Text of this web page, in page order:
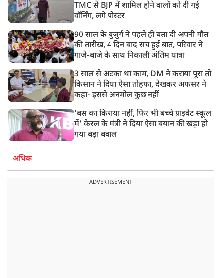
TMC से BJP में शामिल होने वालों को दी गई
वॉर्निंग, लगे पोस्टर
90 साल के बुजुर्ग ने पहले ही बता दी अपनी मौत
की तारीख, 4 दिन बाद सच हुई बात, परिवार ने
गाजे-बाजे के साथ निकाली अंतिम यात्रा
3 साल से अटका था काम, DM ने कराया पूरा तो
किसान ने दिया ऐसा तोहफा, देखकर अफसर ने
कहा- इससे अनमोल कुछ नहीं
'बस का किराया नहीं, फिर भी बच्चे प्राइवेट स्कूल
में' केरल के मंत्री ने दिया ऐसा बयान की खड़ा हो
गया बड़ा बवाल
अधिक
ADVERTISEMENT